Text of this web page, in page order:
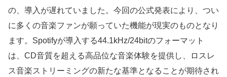
の、導入が遅れていました。今回の公式発表により、つい
に多くの音楽ファンが願っていた機能が現実のものとなり
ます。Spotifyが導入する44.1kHz/24bitのフォーマット
は、CD音質を超える高品位な音楽体験を提供し、ロスレ
ス音楽ストリーミングの新たな基準となることが期待され